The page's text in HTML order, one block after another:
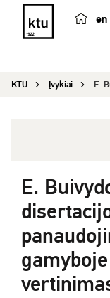
en
KTU Įvykiai E.
E.